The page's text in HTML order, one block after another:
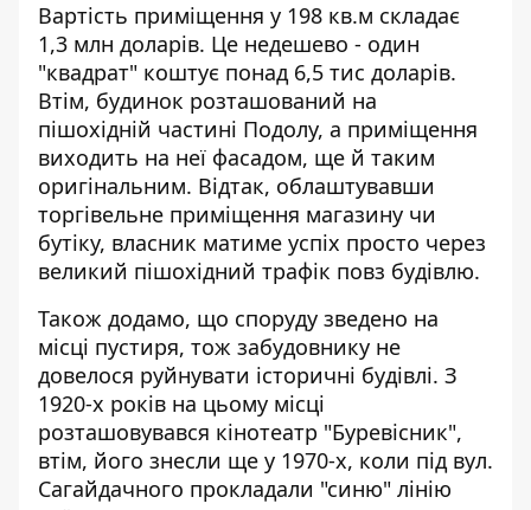
Вартість приміщення у 198 кв.м складає
1,3 млн доларів. Це недешево - один
"квадрат" коштує понад 6,5 тис доларів.
Втім, будинок розташований на
пішохідній частині Подолу, а приміщення
виходить на неї фасадом, ще й таким
оригінальним. Відтак, облаштувавши
торгівельне приміщення магазину чи
бутіку, власник матиме успіх просто через
великий пішохідний трафік повз будівлю.
Також додамо, що споруду зведено на
місці пустиря, тож забудовнику не
довелося руйнувати історичні будівлі. З
1920-х років на цьому місці
розташовувався кінотеатр "Буревісник",
втім, його знесли ще у 1970-х, коли під вул.
Сагайдачного прокладали "синю" лінію